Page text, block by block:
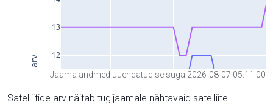
Jaama andmed uuendatud seisuga 2026-08-07 05:11:00
Satelliitide arv näitab tugijaamale nähtavaid satelliite.